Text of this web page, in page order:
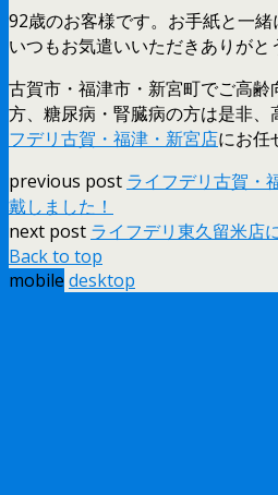
92歳のお客様です。お手紙と一緒
いつもお気遣いいただきありがと
古賀市・福津市・新宮町でご高
方、糖尿病・腎臓病の方は是非
フデリ古賀・福津・新宮店にお任
previous post ライフデリ古賀・
戴しました！
next post ライフデリ東久留米店
Back to top
mobile desktop